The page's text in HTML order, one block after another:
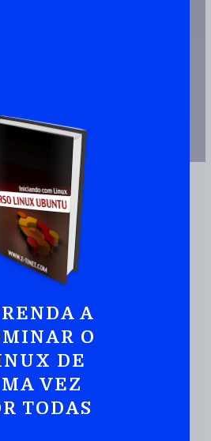
PESSOAS QUE JÁ TEM UMA CÓPIA
Com Linux De Maneira
E Rápida
DO EBOOK
A
O
DE
VEZ
TODAS